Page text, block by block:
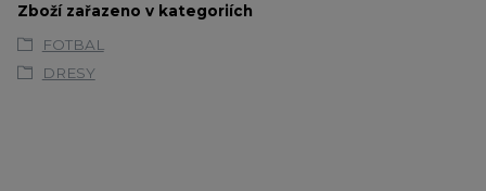
Zboží zařazeno v kategoriích
FOTBAL
DRESY